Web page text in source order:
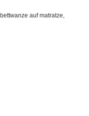
bettwanze auf matratze,